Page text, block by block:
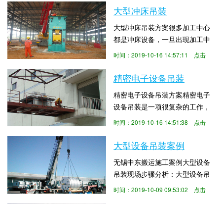
大型冲床吊装
大型冲床吊装方案很多加工中心
都是冲床设备，一旦出现加工中
心搬迁，就需要对大型冲床设备
吊装，是一项高风险的吊装项
成吊装项目，除了编写《大型设
备吊装施工方案》外，更需要有
丰富的大型设备吊装经验的公司
型设备吊装...
时间：2019-10-16 14:57:11 点击
精密电子设备吊装
精密电子设备吊装方案精密电子
设备吊装是一项很复杂的工作，
因为考虑到安全问题，所以有很
重要的就是吊装的步骤问题，必
让这项工作顺利的进行下去。首
先是设备的进场，在这之前，一
定要确保各项准备工作都做好
时间：2019-10-16 14:51:38 点击
大型设备吊装案例
无锡中东搬运施工案例大型设备
吊装现场步骤分析：大型设备吊
装前应具备的条件： 1、设
时间：2019-10-09 09:53:02 点击